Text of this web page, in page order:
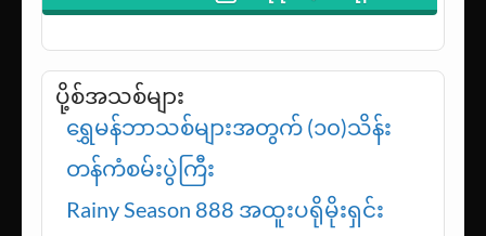
ပို့စ်အသစ်များ
ရွှေမန်ဘာသစ်များအတွက် (၁၀)သိန်း
တန်ကံစမ်းပွဲကြီး
Rainy Season 888 အထူးပရိုမိုးရှင်း